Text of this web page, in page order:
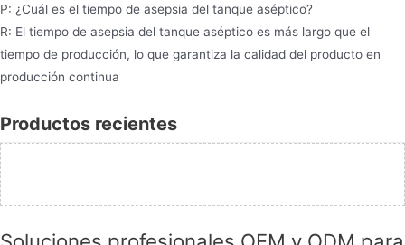
P: ¿Cuál es el tiempo de asepsia del tanque aséptico?
R: El tiempo de asepsia del tanque aséptico es más largo que el
tiempo de producción, lo que garantiza la calidad del producto en
producción continua
Productos recientes